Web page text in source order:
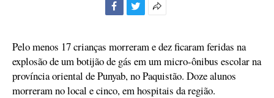
compartilhamento
Pelo menos 17 crianças morreram e dez ficaram feridas na
explosão de um botijão de gás em um micro-ônibus escolar na
província oriental de Punyab, no Paquistão. Doze alunos
morreram no local e cinco, em hospitais da região.